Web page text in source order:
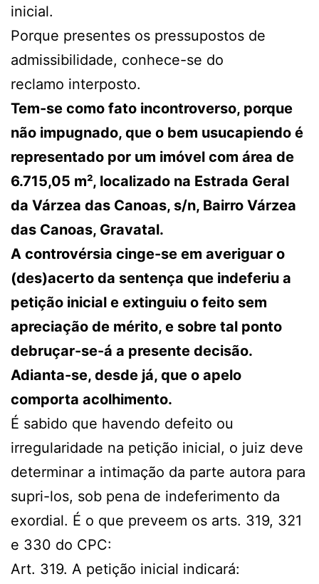
inicial.
Porque presentes os pressupostos de
admissibilidade, conhece-se do
reclamo interposto.
Tem-se como fato incontroverso, porque
não impugnado, que o bem usucapiendo é
representado por um imóvel com área de
6.715,05 m², localizado na Estrada Geral
da Várzea das Canoas, s/n, Bairro Várzea
das Canoas, Gravatal.
A controvérsia cinge-se em averiguar o
(des)acerto da sentença que indeferiu a
petição inicial e extinguiu o feito sem
apreciação de mérito, e sobre tal ponto
debruçar-se-á a presente decisão.
Adianta-se, desde já, que o apelo
comporta acolhimento.
É sabido que havendo defeito ou
irregularidade na petição inicial, o juiz deve
determinar a intimação da parte autora para
supri-los, sob pena de indeferimento da
exordial. É o que preveem os arts. 319, 321
e 330 do CPC:
Art. 319. A petição inicial indicará: